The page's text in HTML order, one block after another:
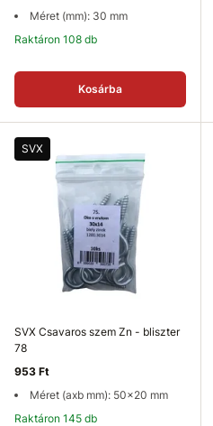
Méret (mm): 30 mm
Raktáron 108 db
Kosárba
SVX
SVX Csavaros szem Zn - bliszter
78
953 Ft
Méret (axb mm): 50x20 mm
Raktáron 145 db